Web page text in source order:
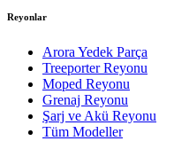
Reyonlar
Arora Yedek Parça
Treeporter Reyonu
Moped Reyonu
Grenaj Reyonu
Şarj ve Akü Reyonu
Tüm Modeller